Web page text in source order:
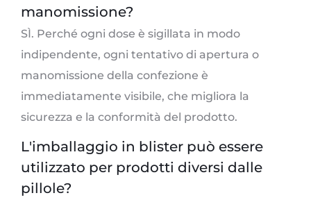
manomissione?
SÌ. Perché ogni dose è sigillata in modo
indipendente, ogni tentativo di apertura o
manomissione della confezione è
immediatamente visibile, che migliora la
sicurezza e la conformità del prodotto.
L'imballaggio in blister può essere
utilizzato per prodotti diversi dalle
pillole?